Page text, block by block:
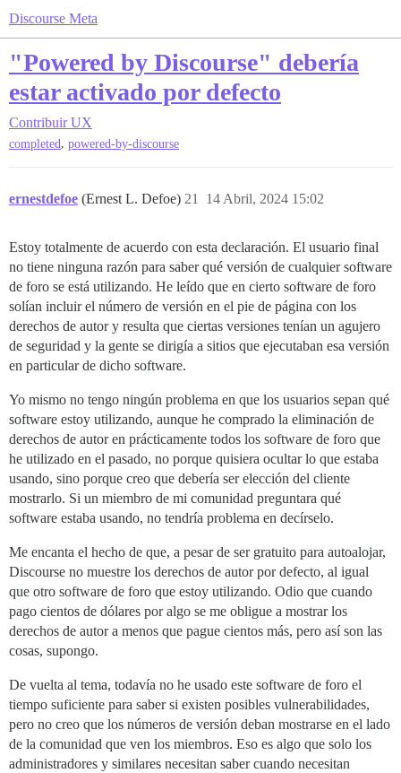
Discourse Meta
"Powered by Discourse" debería
estar activado por defecto
Contribuir UX
completed, powered-by-discourse
ernestdefoe (Ernest L. Defoe) 14 Abril, 2024 15:02
21
Estoy totalmente de acuerdo con esta declaración. El usuario final
no tiene ninguna razón para saber qué versión de cualquier software
de foro se está utilizando. He leído que en cierto software de foro
solían incluir el número de versión en el pie de página con los
derechos de autor y resulta que ciertas versiones tenían un agujero
de seguridad y la gente se dirigía a sitios que ejecutaban esa versión
en particular de dicho software.
Yo mismo no tengo ningún problema en que los usuarios sepan qué
software estoy utilizando, aunque he comprado la eliminación de
derechos de autor en prácticamente todos los software de foro que
he utilizado en el pasado, no porque quisiera ocultar lo que estaba
usando, sino porque creo que debería ser elección del cliente
mostrarlo. Si un miembro de mi comunidad preguntara qué
software estaba usando, no tendría problema en decírselo.
Me encanta el hecho de que, a pesar de ser gratuito para autoalojar,
Discourse no muestre los derechos de autor por defecto, al igual
que otro software de foro que estoy utilizando. Odio que cuando
pago cientos de dólares por algo se me obligue a mostrar los
derechos de autor a menos que pague cientos más, pero así son las
cosas, supongo.
De vuelta al tema, todavía no he usado este software de foro el
tiempo suficiente para saber si existen posibles vulnerabilidades,
pero no creo que los números de versión deban mostrarse en el lado
de la comunidad que ven los miembros. Eso es algo que solo los
administradores y similares necesitan saber cuando necesitan